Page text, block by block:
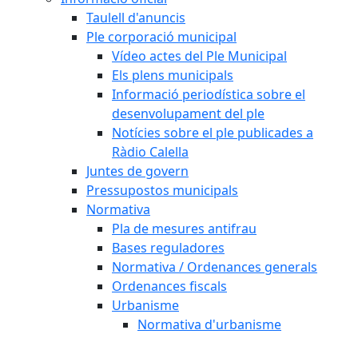
Taulell d'anuncis
Ple corporació municipal
Vídeo actes del Ple Municipal
Els plens municipals
Informació periodística sobre el
desenvolupament del ple
Notícies sobre el ple publicades a
Ràdio Calella
Juntes de govern
Pressupostos municipals
Normativa
Pla de mesures antifrau
Bases reguladores
Normativa / Ordenances generals
Ordenances fiscals
Urbanisme
Normativa d'urbanisme